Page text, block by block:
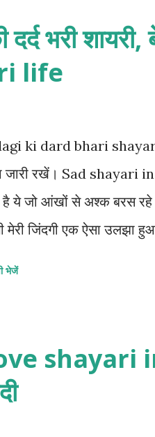
दर्द भरी
life
ki dard bhari
जारी रखें। Sad shayari
ये जो आंखों से अश्क बरस रहे
मेरी जिंदगी एक ऐसा उलझा
वाला अब कोई नहीं है
गजब की बेवफाई है। 5.
था मगर अपनी किस्मत ने
ए जिंदगी अब जिंदगी का आलम
भेजें
shayari